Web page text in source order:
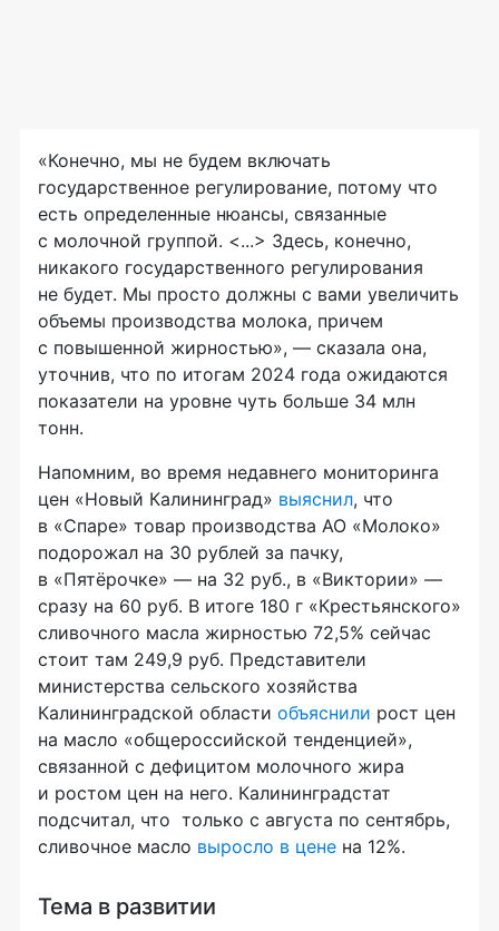
«Конечно, мы не будем включать
государственное регулирование, потому что
есть определенные нюансы, связанные
с молочной группой. <...> Здесь, конечно,
никакого государственного регулирования
не будет. Мы просто должны с вами увеличить
объемы производства молока, причем
с повышенной жирностью», — сказала она,
уточнив, что по итогам 2024 года ожидаются
показатели на уровне чуть больше 34 млн
тонн.
Напомним, во время недавнего мониторинга
цен «Новый Калининград» выяснил, что
в «Спаре» товар производства АО «Молоко»
подорожал на 30 рублей за пачку,
в «Пятёрочке» — на 32 руб., в «Виктории» —
сразу на 60 руб. В итоге 180 г «Крестьянского»
сливочного масла жирностью 72,5% сейчас
стоит там 249,9 руб. Представители
министерства сельского хозяйства
Калининградской области объяснили рост цен
на масло «общероссийской тенденцией»,
связанной с дефицитом молочного жира
и ростом цен на него. Калининградстат
подсчитал, что только с августа по сентябрь,
сливочное масло выросло в цене на 12%.
Тема в развитии